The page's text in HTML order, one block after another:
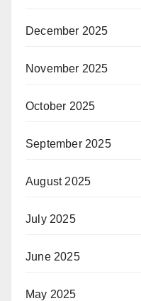
December 2025
November 2025
October 2025
September 2025
August 2025
July 2025
June 2025
May 2025